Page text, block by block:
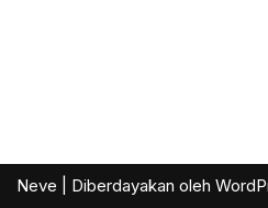
Neve | Diberdayakan oleh